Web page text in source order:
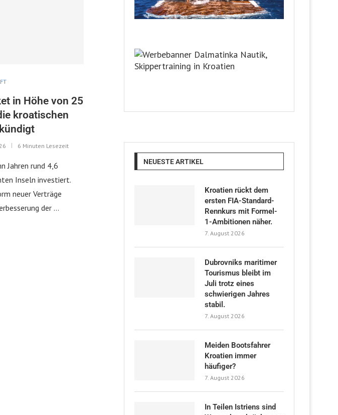
in Höhe von 25
kroatischen
6 Minuten Lesezeit
Jahren rund 4,6
Inseln investiert.
neuer Verträge
der …
NEUESTE ARTIKEL
Kroatien rückt dem
ersten FIA-Standard-
Rennkurs mit Formel-
1-Ambitionen näher.
7. August 2026
Dubrovniks maritimer
Tourismus bleibt im
Juli trotz eines
schwierigen Jahres
stabil.
7. August 2026
Meiden Bootsfahrer
Kroatien immer
häufiger?
7. August 2026
In Teilen Istriens sind